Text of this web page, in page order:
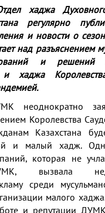
хаджа
регулярно
и новости о
над разъяснением
и решений
и хаджа
неоднократно
Королевства
Казахстана
и малый хадж.
которая не
вызвала
среди
малого
и репутации